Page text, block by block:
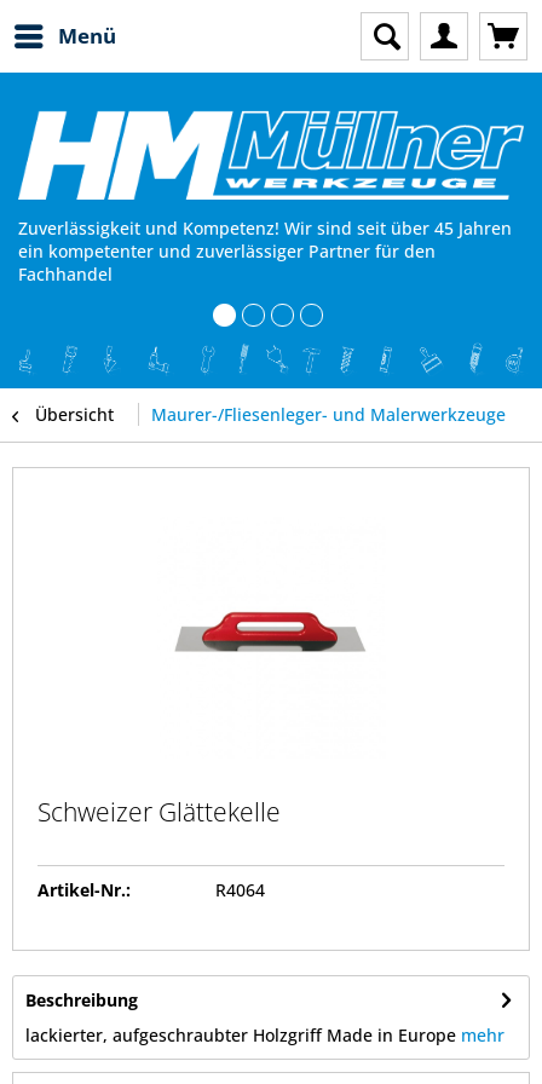
Menü
Zuverlässigkeit und Kompetenz! Wir sind seit über 45 Jahren
ein kompetenter und zuverlässiger Partner für den
Fachhandel
Übersicht Maurer-/Fliesenleger- und Malerwerkzeuge
Schweizer Glättekelle
Artikel-Nr.: R4064
Beschreibung
lackierter, aufgeschraubter Holzgriff Made in Europe mehr